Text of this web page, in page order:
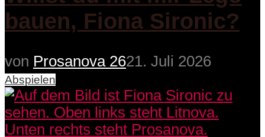
bauen, Fiona Sironic?
von Prosanova 2621. Juli 2026
Abspielen